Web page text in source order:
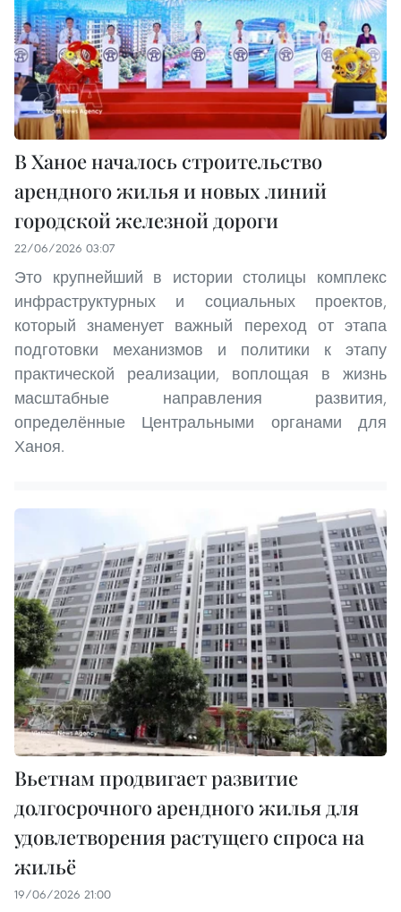
В Ханое началось строительство
арендного жилья и новых линий
городской железной дороги
22/06/2026 03:07
Это крупнейший в истории столицы комплекс
инфраструктурных и социальных проектов,
который знаменует важный переход от этапа
подготовки механизмов и политики к этапу
практической реализации, воплощая в жизнь
масштабные направления развития,
определённые Центральными органами для
Ханоя.
Вьетнам продвигает развитие
долгосрочного арендного жилья для
удовлетворения растущего спроса на
жильё
19/06/2026 21:00